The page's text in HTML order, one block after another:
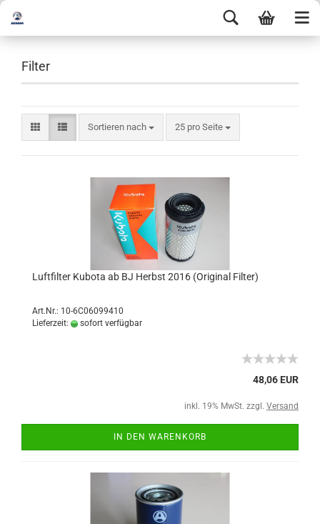
Filter
Sortieren nach 25 pro Seite
Luftfilter Kubota ab BJ Herbst 2016 (Original Filter)
Art.Nr.: 10-6C06099410
Lieferzeit:
sofort verfügbar
48,06 EUR
inkl. 19% MwSt. zzgl. Versand
IN DEN WARENKORB